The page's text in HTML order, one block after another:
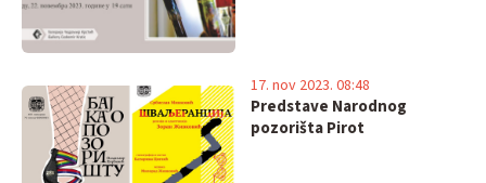
Predstave Narodnog
pozorišta Pirot
17. nov 2023. 08:48